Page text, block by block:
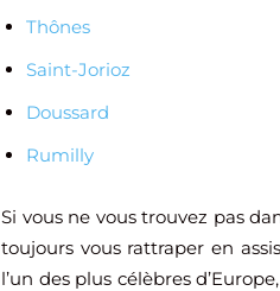
Thônes
Saint-Jorioz
Doussard
Rumilly
Si vous ne vous trouvez pas
toujours vous rattraper en
l’un des plus célèbres